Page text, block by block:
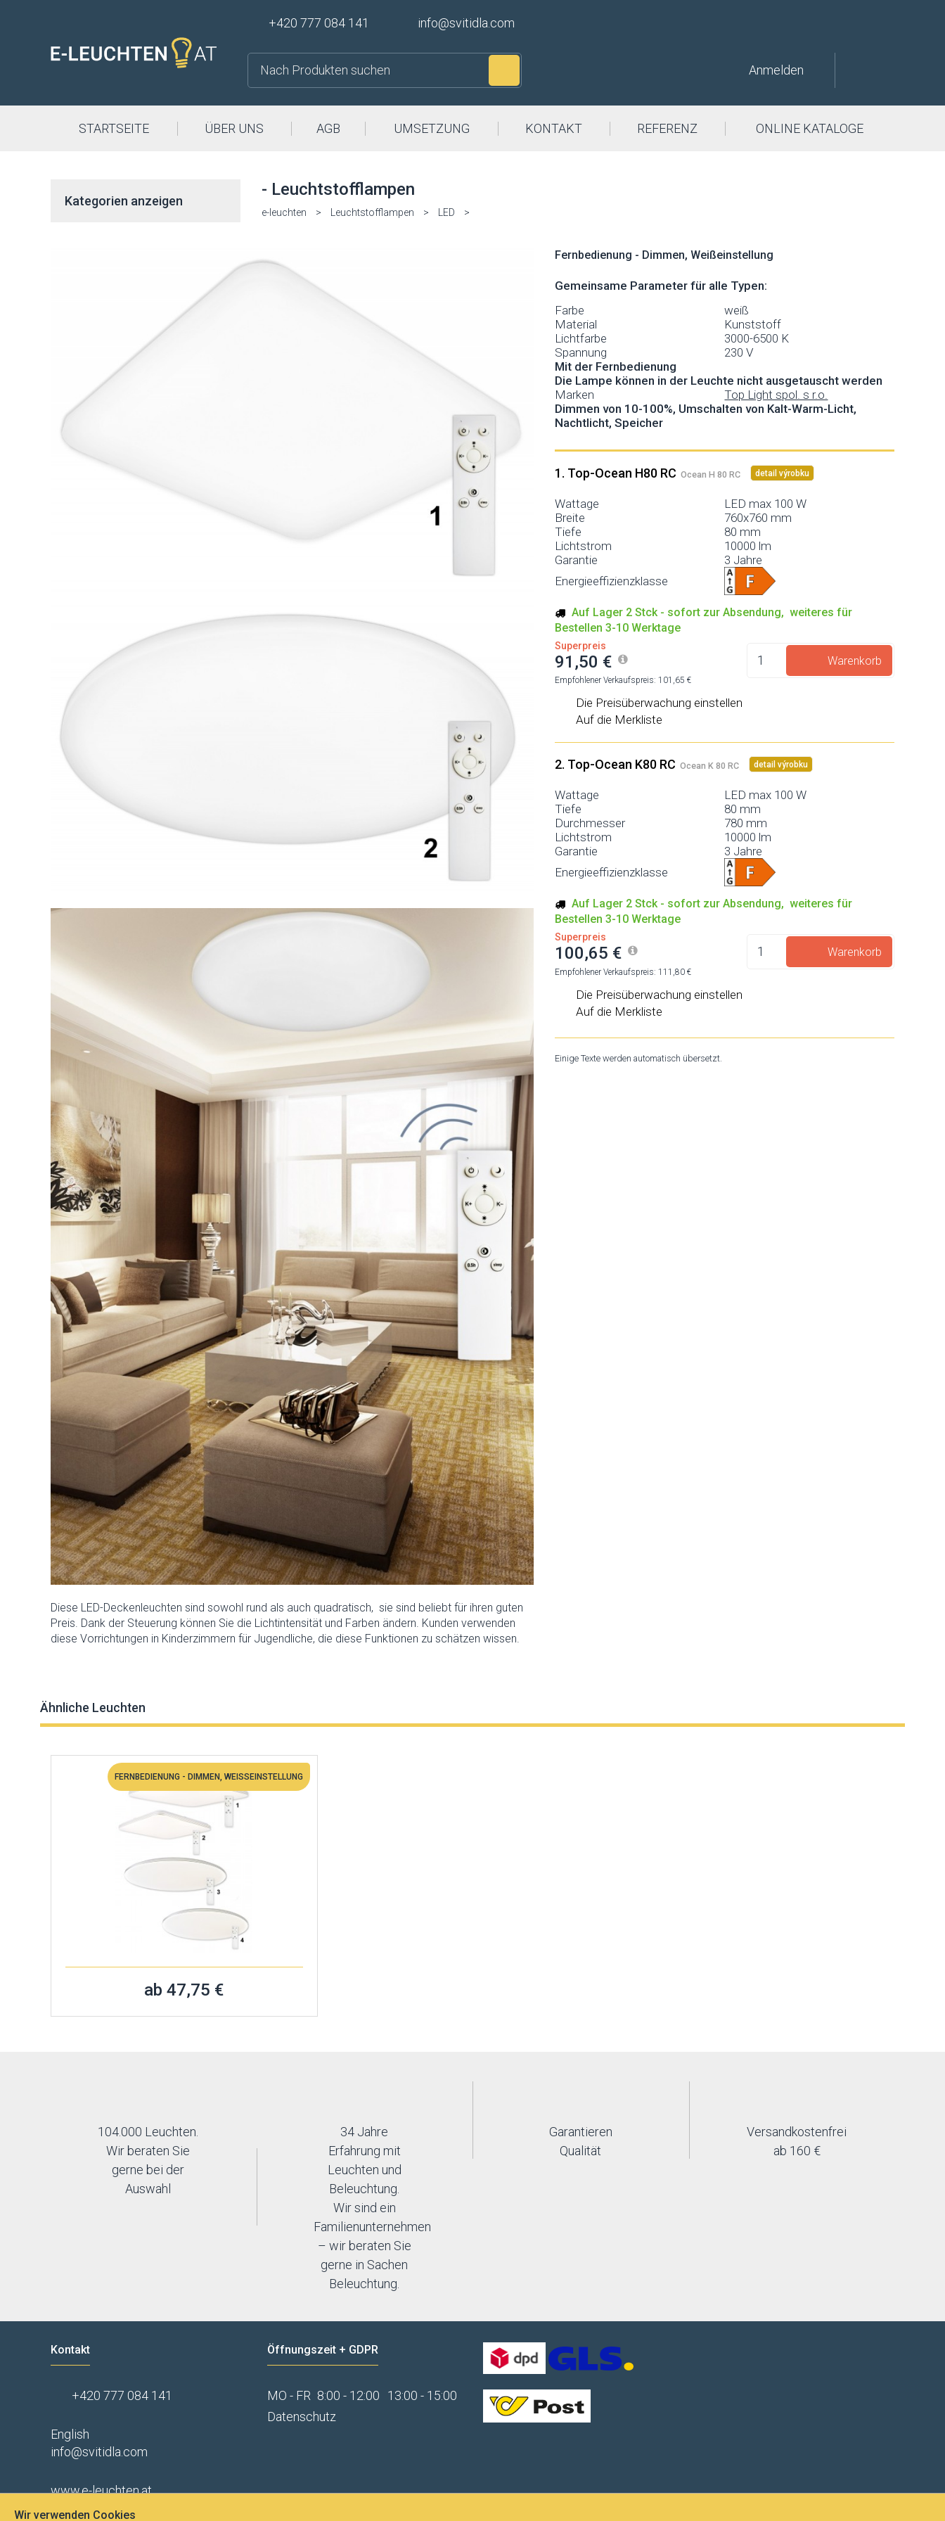
+420 777 084 141 info@svitidla.com
Anmelden
STARTSEITE ÜBER UNS AGB UMSETZUNG KONTAKT REFERENZ ONLINE KATALOGE
- Leuchtstofflampen
e-leuchten > Leuchtstofflampen > LED >
Kategorien anzeigen
Diese LED-Deckenleuchten sind sowohl rund als auch quadratisch, sie sind beliebt für ihren guten
Preis. Dank der Steuerung können Sie die Lichtintensität und Farben ändern. Kunden verwenden
diese Vorrichtungen in Kinderzimmern für Jugendliche, die diese Funktionen zu schätzen wissen.
Fernbedienung - Dimmen, Weißeinstellung
Gemeinsame Parameter für alle Typen:
Farbe
weiß
Material
Kunststoff
Lichtfarbe
3000-6500 K
Spannung
230 V
Mit der Fernbedienung
Die Lampe können in der Leuchte nicht ausgetauscht werden
Marken
Top Light spol. s r.o.
Dimmen von 10-100%, Umschalten von Kalt-Warm-Licht,
Nachtlicht, Speicher
1. Top-Ocean H80 RC Ocean H 80 RC detail výrobku
Wattage
LED max 100 W
Breite
760x760 mm
Tiefe
80 mm
Lichtstrom
10000 lm
Garantie
3 Jahre
Energieeffizienzklasse
Auf Lager 2 Stck - sofort zur Absendung, weiteres für
Bestellen 3-10 Werktage
Superpreis
91,50 €
Empfohlener Verkaufspreis: 101,65 €
Warenkorb
Die Preisüberwachung einstellen
Auf die Merkliste
2. Top-Ocean K80 RC Ocean K 80 RC detail výrobku
Wattage
LED max 100 W
Tiefe
80 mm
Durchmesser
780 mm
Lichtstrom
10000 lm
Garantie
3 Jahre
Energieeffizienzklasse
Auf Lager 2 Stck - sofort zur Absendung, weiteres für
Bestellen 3-10 Werktage
Superpreis
100,65 €
Empfohlener Verkaufspreis: 111,80 €
Warenkorb
Die Preisüberwachung einstellen
Auf die Merkliste
Einige Texte werden automatisch übersetzt.
Ähnliche Leuchten
FERNBEDIENUNG - DIMMEN, WEISSEINSTELLUNG
ab 47,75 €
104.000 Leuchten.
Wir beraten Sie
gerne bei der
Auswahl
34 Jahre
Erfahrung mit
Leuchten und
Beleuchtung.
Wir sind ein
Familienunternehmen
– wir beraten Sie
gerne in Sachen
Beleuchtung.
Garantieren
Qualität
Versandkostenfrei
ab 160 €
Kontakt
+420 777 084 141
English
info@svitidla.com
www.e-leuchten.at
Öffnungszeit + GDPR
MO - FR 8:00 - 12:00
13:00 - 15:00
Datenschutz
Wir verwenden Cookies